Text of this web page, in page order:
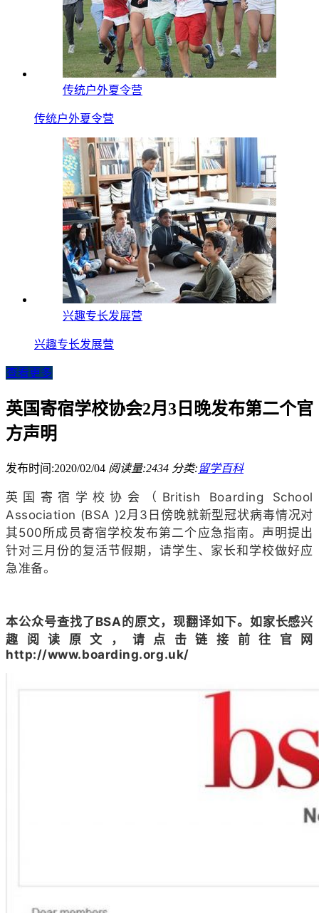
传统户外夏令营
传统户外夏令营
兴趣专长发展营
兴趣专长发展营
查看更多
英国寄宿学校协会2月3日晚发布第二个官
方声明
发布时间:2020/02/04 阅读量:2434 分类: 留学百科
英国寄宿学校协会（British Boarding School
Association (BSA )2月3日傍晚就新型冠状病毒情况对
其500所成员寄宿学校发布第二个应急指南。声明提出
针对三月份的复活节假期，请学生、家长和学校做好应
急准备。
本公众号查找了BSA的原文，现翻译如下。 如家长感兴
趣阅读原文，请点击链接前往官网
http://www.boarding.org.uk/